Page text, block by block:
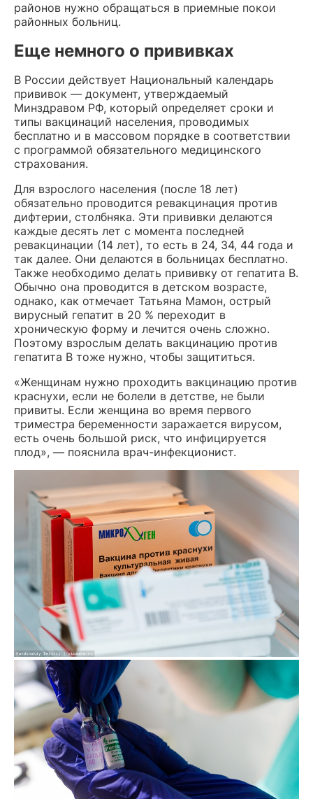
районов нужно обращаться в приемные покои
районных больниц.
Еще немного о прививках
В России действует Национальный календарь
прививок — документ, утверждаемый
Минздравом РФ, который определяет сроки и
типы вакцинаций населения, проводимых
бесплатно и в массовом порядке в соответствии
с программой обязательного медицинского
страхования.
Для взрослого населения (после 18 лет)
обязательно проводится ревакцинация против
дифтерии, столбняка. Эти прививки делаются
каждые десять лет с момента последней
ревакцинации (14 лет), то есть в 24, 34, 44 года и
так далее. Они делаются в больницах бесплатно.
Также необходимо делать прививку от гепатита B.
Обычно она проводится в детском возрасте,
однако, как отмечает Татьяна Мамон, острый
вирусный гепатит в 20 % переходит в
хроническую форму и лечится очень сложно.
Поэтому взрослым делать вакцинацию против
гепатита B тоже нужно, чтобы защититься.
«Женщинам нужно проходить вакцинацию против
краснухи, если не болели в детстве, не были
привиты. Если женщина во время первого
триместра беременности заражается вирусом,
есть очень большой риск, что инфицируется
плод», — пояснила врач-инфекционист.